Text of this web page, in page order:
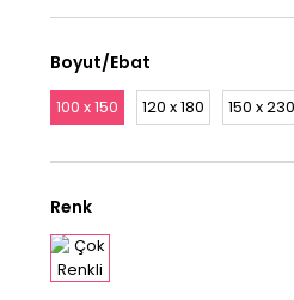
Boyut/Ebat
100 x 150 120 x 180 150 x 230
Renk